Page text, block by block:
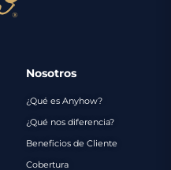
Nosotros
¿Qué es Anyhow?
¿Qué nos diferencia?
Beneficios de Cliente
Cobertura